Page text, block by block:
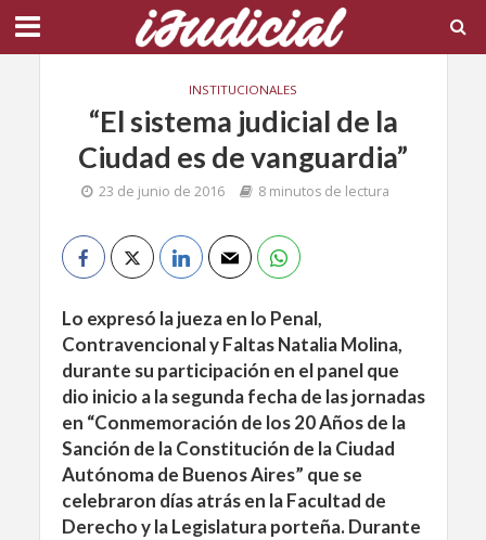
INSTITUCIONALES
“El sistema judicial de la
Ciudad es de vanguardia”
23 de junio de 2016 8 minutos de lectura
Lo expresó la jueza en lo Penal,
Contravencional y Faltas Natalia Molina,
durante su participación en el panel que
dio inicio a la segunda fecha de las jornadas
en “Conmemoración de los 20 Años de la
Sanción de la Constitución de la Ciudad
Autónoma de Buenos Aires” que se
celebraron días atrás en la Facultad de
Derecho y la Legislatura porteña. Durante